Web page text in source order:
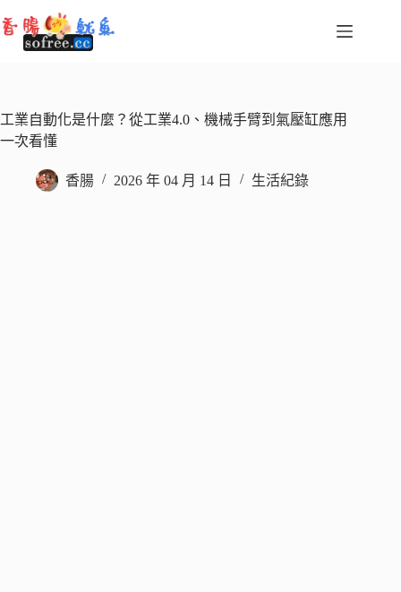
至
容
工業自動化是什麼？從工業4.0、機械手臂到氣壓缸應用
一次看懂
香腸 2026 年 04 月 14 日 生活紀錄